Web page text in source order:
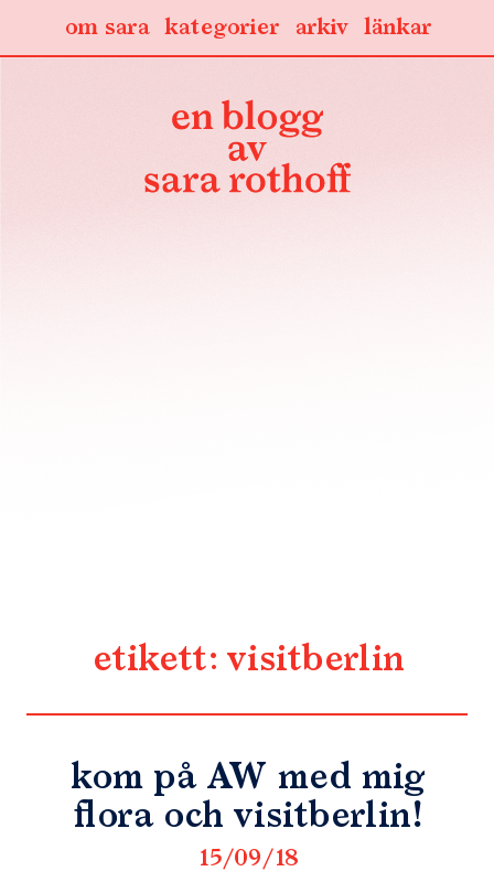
länkar
arkiv
kategorier
om sara
etikett: visitberlin
kom på AW med mig
flora och visitberlin!
15/09/18